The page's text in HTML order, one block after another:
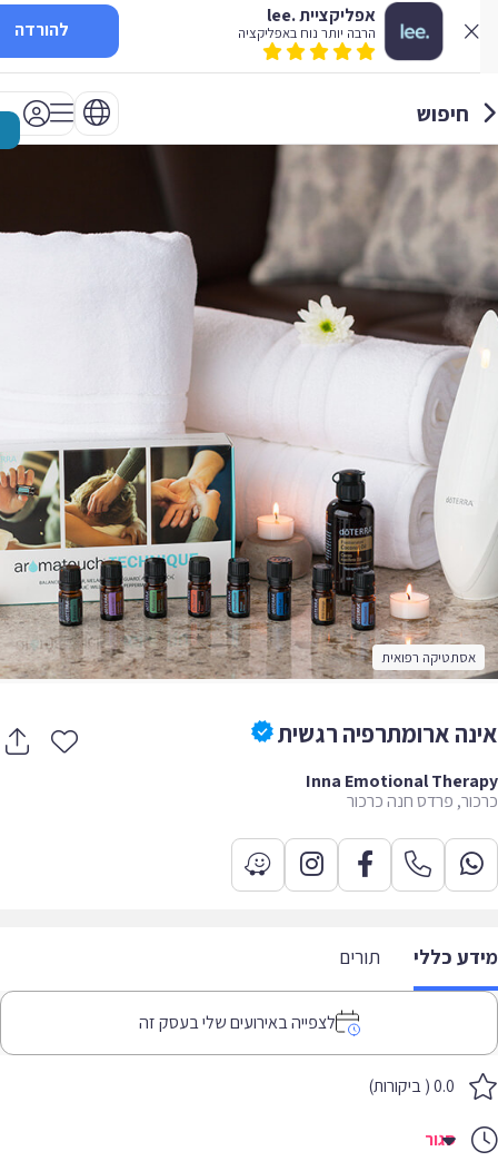
אפליקציית .lee
הרבה יותר נוח באפליקציה להורדה
חיפוש
אסתטיקה רפואית
ארומתרפיה רגשית
Inna Emotional
פרדס חנה כרכור
כללי תורים
לצפייה באירועים שלי בעסק זה
0.0 ( ביקורות)
סגור